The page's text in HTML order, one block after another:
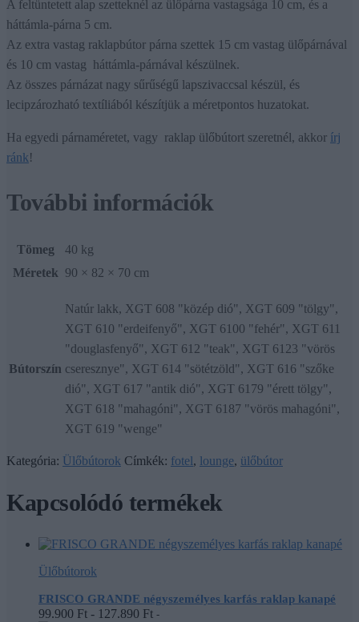
A feltüntetett alap szetteknél az ülőpárna vastagsága 10 cm, és a
háttámla-párna 5 cm.
Az extra vastag raklapbútor párna szettek 15 cm vastag ülőpárnával
és 10 cm vastag háttámla-párnával készülnek.
Az összes párnázat nagy sűrűségű lapszivaccsal készül, és
lecipzározható textíliából készítjük a méretpontos huzatokat.
Ha egyedi párnaméretet, vagy raklap ülőbútort szeretnél, akkor írj
ránk!
További információk
Tömeg
40 kg
Méretek 90 × 82 × 70 cm
Bútorszín
Natúr lakk, XGT 608 "közép dió", XGT 609 "tölgy",
XGT 610 "erdeifenyő", XGT 6100 "fehér", XGT 611
"douglasfenyő", XGT 612 "teak", XGT 6123 "vörös
cseresznye", XGT 614 "sötétzöld", XGT 616 "szőke
dió", XGT 617 "antik dió", XGT 6179 "érett tölgy",
XGT 618 "mahagóni", XGT 6187 "vörös mahagóni",
XGT 619 "wenge"
Kategória: Ülőbútorok Címkék: fotel, lounge, ülőbútor
Kapcsolódó termékek
Ülőbútorok
FRISCO GRANDE négyszemélyes karfás raklap kanapé
99.900 Ft - 127.890 Ft -